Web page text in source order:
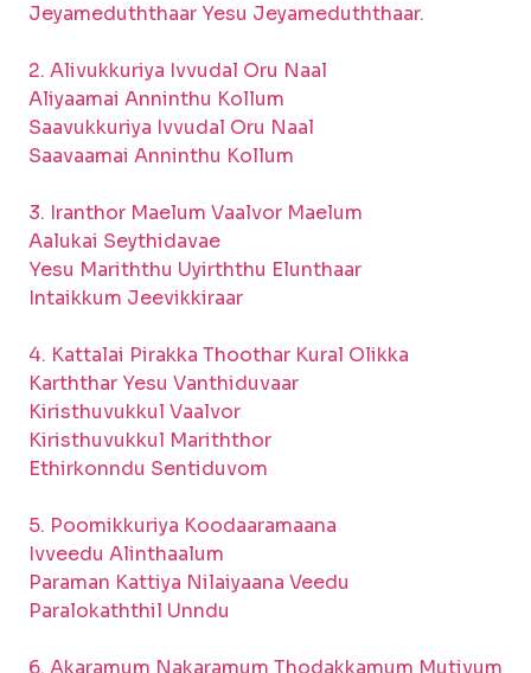
Jeyameduththaar Yesu Jeyameduththaar.
2. Alivukkuriya Ivvudal Oru Naal
Aliyaamai Anninthu Kollum
Saavukkuriya Ivvudal Oru Naal
Saavaamai Anninthu Kollum
3. Iranthor Maelum Vaalvor Maelum
Aalukai Seythidavae
Yesu Mariththu Uyirththu Elunthaar
Intaikkum Jeevikkiraar
4. Kattalai Pirakka Thoothar Kural Olikka
Karththar Yesu Vanthiduvaar
Kiristhuvukkul Vaalvor
Kiristhuvukkul Mariththor
Ethirkonndu Sentiduvom
5. Poomikkuriya Koodaaramaana
Ivveedu Alinthaalum
Paraman Kattiya Nilaiyaana Veedu
Paralokaththil Unndu
6. Akaramum Nakaramum Thodakkamum Mutivum